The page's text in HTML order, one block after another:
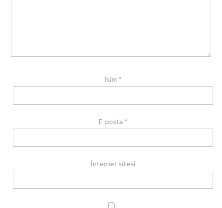
İsim *
E-posta *
İnternet sitesi